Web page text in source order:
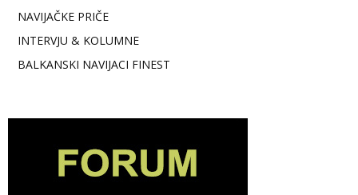
NAVIJAČKE PRIČE
INTERVJU & KOLUMNE
BALKANSKI NAVIJACI FINEST